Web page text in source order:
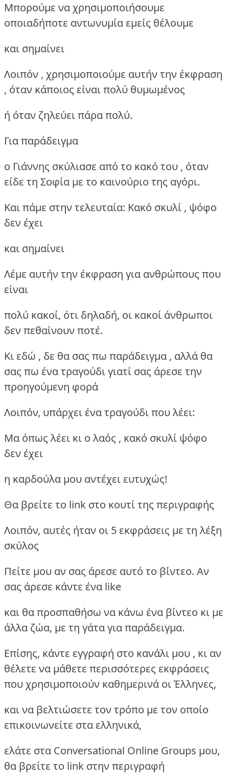
Μπορούμε να χρησιμοποιήσουμε
οποιαδήποτε αντωνυμία εμείς θέλουμε
και σημαίνει
Λοιπόν , χρησιμοποιούμε αυτήν την έκφραση
, όταν κάποιος είναι πολύ θυμωμένος
ή όταν ζηλεύει πάρα πολύ.
Για παράδειγμα
ο Γιάννης σκύλιασε από το κακό του , όταν
είδε τη Σοφία με το καινούριο της αγόρι.
Και πάμε στην τελευταία: Κακό σκυλί , ψόφο
δεν έχει
και σημαίνει
Λέμε αυτήν την έκφραση για ανθρώπους που
είναι
πολύ κακοί, ότι δηλαδή, οι κακοί άνθρωποι
δεν πεθαίνουν ποτέ.
Κι εδώ , δε θα σας πω παράδειγμα , αλλά θα
σας πω ένα τραγούδι γιατί σας άρεσε την
προηγούμενη φορά
Λοιπόν, υπάρχει ένα τραγούδι που λέει:
Μα όπως λέει κι ο λαός , κακό σκυλί ψόφο
δεν έχει
η καρδούλα μου αντέχει ευτυχώς!
Θα βρείτε το link στο κουτί της περιγραφής
Λοιπόν, αυτές ήταν οι 5 εκφράσεις με τη λέξη
σκύλος
Πείτε μου αν σας άρεσε αυτό το βίντεο. Αν
σας άρεσε κάντε ένα like
και θα προσπαθήσω να κάνω ένα βίντεο κι με
άλλα ζώα, με τη γάτα για παράδειγμα.
Επίσης, κάντε εγγραφή στο κανάλι μου , κι αν
θέλετε να μάθετε περισσότερες εκφράσεις
που χρησιμοποιούν καθημερινά οι Έλληνες,
και να βελτιώσετε τον τρόπο με τον οποίο
επικοινωνείτε στα ελληνικά,
ελάτε στα Conversational Online Groups μου,
θα βρείτε το link στην περιγραφή